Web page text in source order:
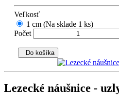
Veľkosť
1 cm (Na sklade 1 ks)
Počet
Do košíka
Lezecké náušnice -